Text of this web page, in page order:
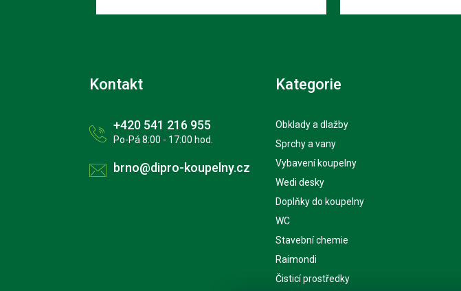
Kontakt
+420 541 216 955
Po-Pá 8:00 - 17:00 hod.
brno@dipro-koupelny.cz
Kategorie
Obklady a dlažby
Sprchy a vany
Vybavení koupelny
Wedi desky
Doplňky do koupelny
WC
Stavební chemie
Raimondi
Čisticí prostředky